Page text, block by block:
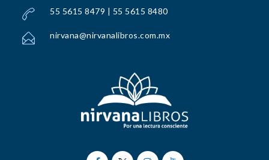
55 5615 8479 | 55 5615 8480
nirvana@nirvanalibros.com.mx